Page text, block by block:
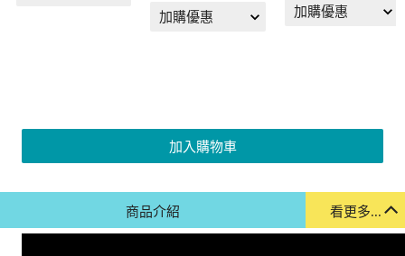
加入購物車
看更多...
商品介紹